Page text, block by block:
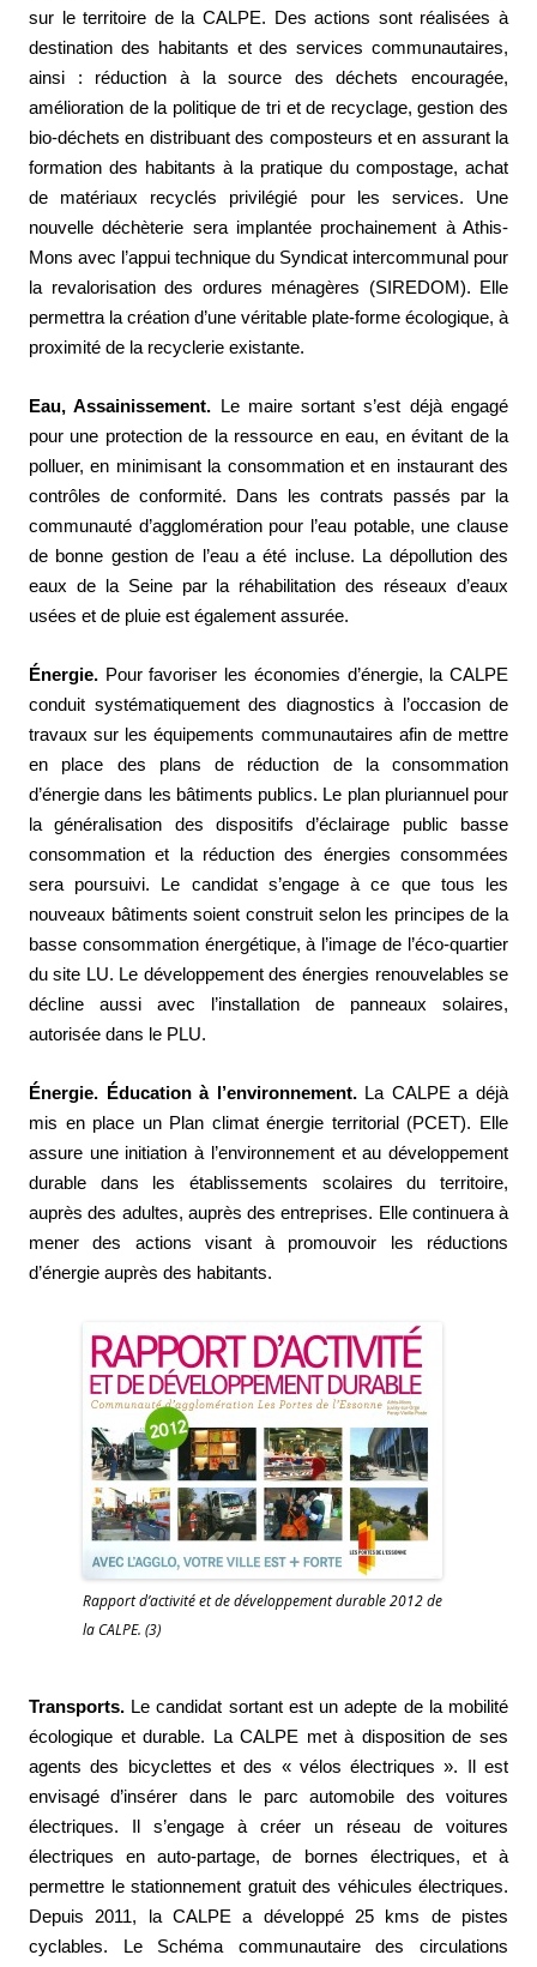
sur le territoire de la CALPE. Des actions sont réalisées à
destination des habitants et des services communautaires,
ainsi : réduction à la source des déchets encouragée,
amélioration de la politique de tri et de recyclage, gestion des
bio-déchets en distribuant des composteurs et en assurant la
formation des habitants à la pratique du compostage, achat
de matériaux recyclés privilégié pour les services. Une
nouvelle déchèterie sera implantée prochainement à Athis-
Mons avec l’appui technique du Syndicat intercommunal pour
la revalorisation des ordures ménagères (SIREDOM). Elle
permettra la création d’une véritable plate-forme écologique, à
proximité de la recyclerie existante.
Eau, Assainissement. Le maire sortant s’est déjà engagé
pour une protection de la ressource en eau, en évitant de la
polluer, en minimisant la consommation et en instaurant des
contrôles de conformité. Dans les contrats passés par la
communauté d’agglomération pour l’eau potable, une clause
de bonne gestion de l’eau a été incluse. La dépollution des
eaux de la Seine par la réhabilitation des réseaux d’eaux
usées et de pluie est également assurée.
Énergie. Pour favoriser les économies d’énergie, la CALPE
conduit systématiquement des diagnostics à l’occasion de
travaux sur les équipements communautaires afin de mettre
en place des plans de réduction de la consommation
d’énergie dans les bâtiments publics. Le plan pluriannuel pour
la généralisation des dispositifs d’éclairage public basse
consommation et la réduction des énergies consommées
sera poursuivi. Le candidat s’engage à ce que tous les
nouveaux bâtiments soient construit selon les principes de la
basse consommation énergétique, à l’image de l’éco-quartier
du site LU. Le développement des énergies renouvelables se
décline aussi avec l’installation de panneaux solaires,
autorisée dans le PLU.
Énergie. Éducation à l’environnement.La CALPE a déjà
mis en place un Plan climat énergie territorial (PCET). Elle
assure une initiation à l’environnement et au développement
durable dans les établissements scolaires du territoire,
auprès des adultes, auprès des entreprises. Elle continuera à
mener des actions visant à promouvoir les réductions
d’énergie auprès des habitants.
Rapport d’activité et de développement durable 2012 de
la CALPE. (3)
Transports. Le candidat sortant est un adepte de la mobilité
écologique et durable. La CALPE met à disposition de ses
agents des bicyclettes et des « vélos électriques ». Il est
envisagé d’insérer dans le parc automobile des voitures
électriques. Il s’engage à créer un réseau de voitures
électriques en auto-partage, de bornes électriques, et à
permettre le stationnement gratuit des véhicules électriques.
Depuis 2011, la CALPE a développé 25 kms de pistes
cyclables. Le Schéma communautaire des circulations